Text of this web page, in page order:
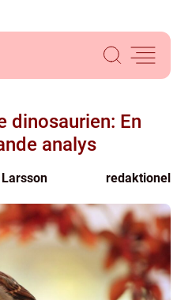
dinosaurien: En
analys
redaktionel